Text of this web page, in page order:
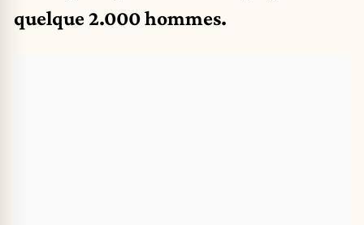
quelque 2.000 hommes.